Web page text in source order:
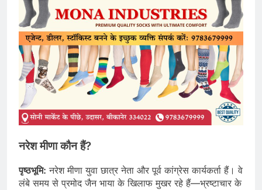
नरेश मीणा कौन हैं?
पृष्ठभूमि: नरेश मीणा युवा छात्र नेता और पूर्व कांग्रेस कार्यकर्ता हैं। वे
लंबे समय से प्रमोद जैन भाया के खिलाफ मुखर रहे हैं—भ्रष्टाचार के